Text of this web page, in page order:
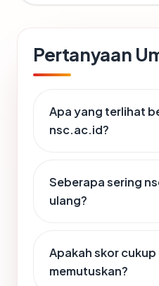
Pertanyaan
Apa yang terlihat
nsc.ac.id?
Seberapa sering
ulang?
Apakah skor
memutuskan?